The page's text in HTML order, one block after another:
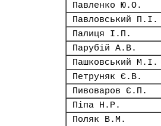
Павленко Ю.О.
Павловський П.І.
Палиця І.П.
Парубій А.В.
Пашковський М.І.
Петруняк Є.В.
Пивоваров Є.П.
Піпа Н.Р.
Поляк В.М.